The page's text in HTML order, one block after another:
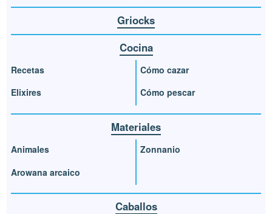
Griocks
Cocina
Recetas
Elixires
Cómo cazar
Cómo pescar
Materiales
Animales
Arowana arcaico
Zonnanio
Caballos